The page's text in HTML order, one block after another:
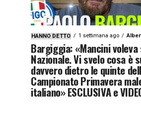
HANNO DETTO 1 settimana ago
Bargiggia: «Mancini voleva
Nazionale. Vi svelo cosa è
davvero dietro le quinte
Campionato Primavera
italiano» ESCLUSIVA e